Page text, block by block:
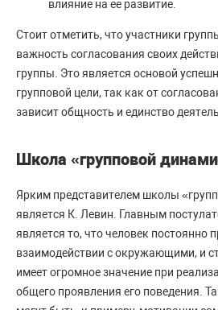
влияние на ее развитие.
Стоит отметить, что участники
важность согласования своих
группы. Это является основой
групповой цели, так как от
зависит общность и единство
Школа «групповой
Ярким представителем школы
является К. Левин. Главным
является то, что человек постоянно
взаимодействии с окружающими, и
имеет огромное значение при
общего проявления его поведения.